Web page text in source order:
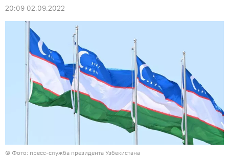
20:09 02.09.2022
© Фото: пресс-служба президента Узбекистана